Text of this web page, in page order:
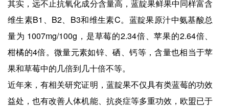
其实，远不止抗氧化成分含量高，蓝靛果鲜果中同样富含
维生素B1、B2、B3和维生素C。蓝靛果原汁中氨基酸总
量为 1007mg/100g，是草莓的2.34倍、苹果的2.64倍、
柑橘的4倍。微量元素如锌、硒、钙等，含量也相当于苹
果和草莓中的几倍到几十倍不等。
近年来，有相关研究证明，蓝靛果不仅具有类蓝莓的功效
益处，也有改善人体机能、抗炎症等多重功效，欧盟已于